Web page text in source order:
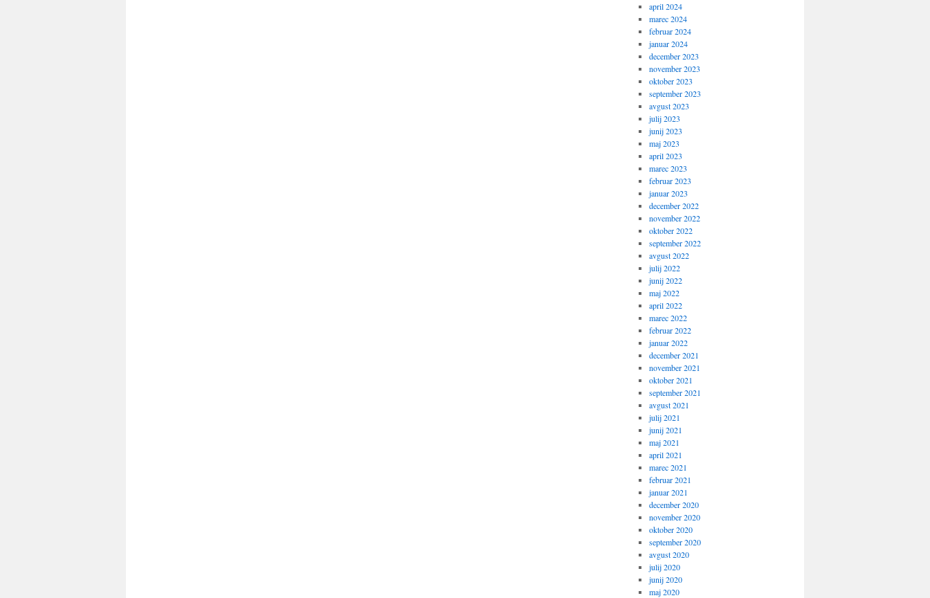
april 2024
marec 2024
februar 2024
januar 2024
december 2023
november 2023
oktober 2023
september 2023
avgust 2023
julij 2023
junij 2023
maj 2023
april 2023
marec 2023
februar 2023
januar 2023
december 2022
november 2022
oktober 2022
september 2022
avgust 2022
julij 2022
junij 2022
maj 2022
april 2022
marec 2022
februar 2022
januar 2022
december 2021
november 2021
oktober 2021
september 2021
avgust 2021
julij 2021
junij 2021
maj 2021
april 2021
marec 2021
februar 2021
januar 2021
december 2020
november 2020
oktober 2020
september 2020
avgust 2020
julij 2020
junij 2020
maj 2020